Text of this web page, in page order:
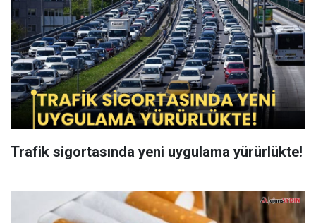
Trafik sigortasında yeni uygulama yürürlükte!